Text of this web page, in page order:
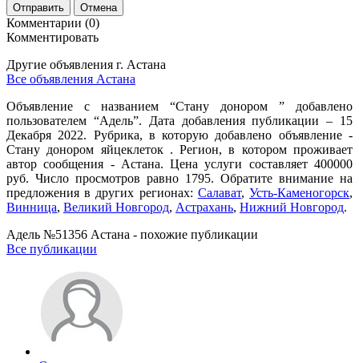
Отправить Отмена
Комментарии (0)
Комментировать
Другие объявления г. Астана
Все объявления Астана
Объявление с названием “Стану донором ” добавлено
пользователем “Адель”. Дата добавления публикации – 15
Декабря 2022. Рубрика, в которую добавлено объявление -
Стану донором яйцеклеток . Регион, в котором проживает
автор сообщения - Астана. Цена услуги составляет 400000
руб. Число просмотров равно 1795. Обратите внимание на
предложения в других регионах: Салават,Усть-Каменогорск,
Винница, Великий Новгород, Астрахань, Нижний Новгород.
Адель №51356 Астана - похожие публикации
Все публикации